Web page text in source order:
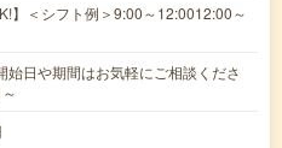
】＜シフト例＞9:00～12:0012:00～
日や期間はお気軽にご相談くださ